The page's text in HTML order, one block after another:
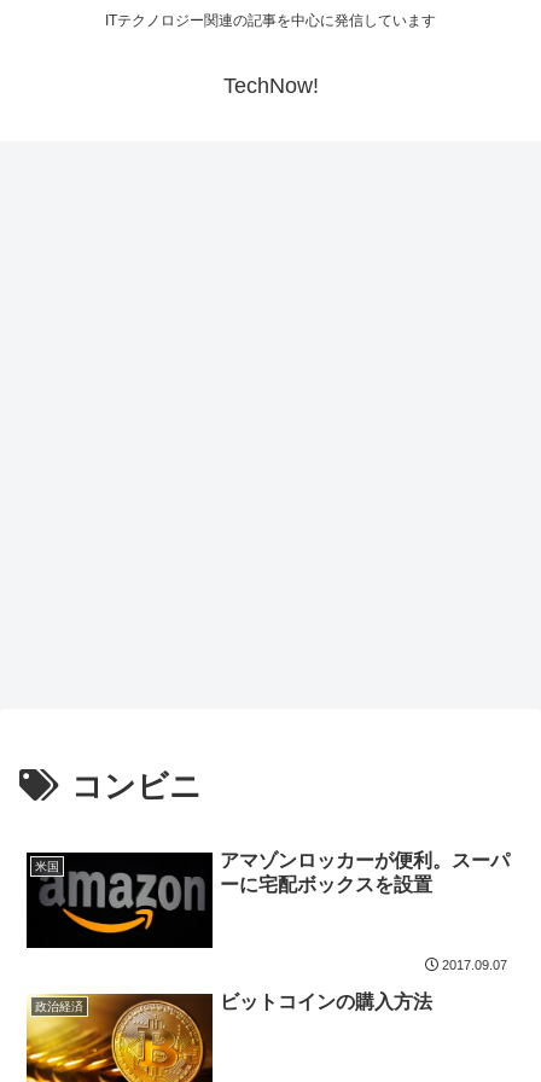
ITテクノロジー関連の記事を中心に発信しています
TechNow!
コンビニ
米国
アマゾンロッカーが便利。スーパ
ーに宅配ボックスを設置
2017.09.07
政治経済 ビットコインの購入方法